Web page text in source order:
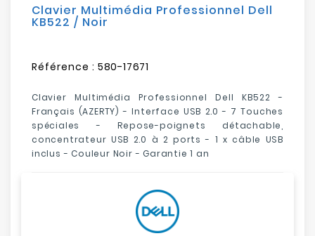
Clavier Multimédia Professionnel Dell
KB522 / Noir
Référence : 580-17671
Clavier Multimédia Professionnel Dell KB522 -
Français (AZERTY) - Interface USB 2.0 - 7 Touches
spéciales - Repose-poignets détachable,
concentrateur USB 2.0 à 2 ports - 1 x câble USB
inclus - Couleur Noir - Garantie 1 an